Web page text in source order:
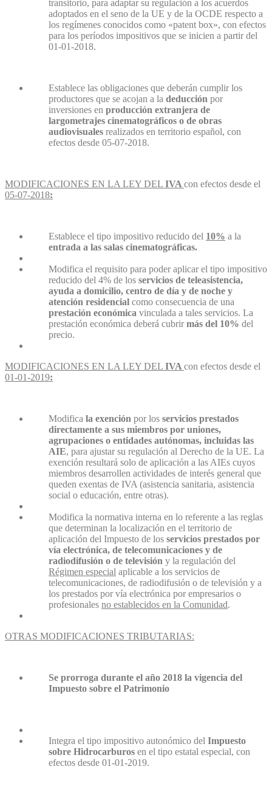
transitorio, para adaptar su regulación a los acuerdos
adoptados en el seno de la UE y de la OCDE respecto a
los regímenes conocidos como «patent box», con efectos
para los períodos impositivos que se inicien a partir del
01-01-2018.
Establece las obligaciones que deberán cumplir los
productores que se acojan a la deducción por
inversiones en producción extranjera de
largometrajes cinematográficos o de obras
audiovisuales realizados en territorio español, con
efectos desde 05-07-2018.
MODIFICACIONES EN LA LEY DEL IVA con efectos desde el
05-07-2018:
Establece el tipo impositivo reducido del 10% a la
entrada a las salas cinematográficas.
Modifica el requisito para poder aplicar el tipo impositivo
reducido del 4% de los servicios de teleasistencia,
ayuda a domicilio, centro de día y de noche y
atención residencial como consecuencia de una
prestación económica vinculada a tales servicios. La
prestación económica deberá cubrirmás del 10% del
precio.
MODIFICACIONES EN LA LEY DEL IVA con efectos desde el
01-01-2019:
Modifica la exención por los servicios prestados
directamente a sus miembros por uniones,
agrupaciones o entidades autónomas, incluidas las
AIE, para ajustar su regulación al Derecho de la UE. La
exención resultará solo de aplicación a las AIEs cuyos
miembros desarrollen actividades de interés general que
queden exentas de IVA (asistencia sanitaria, asistencia
social o educación, entre otras).
Modifica la normativa interna en lo referente a las reglas
que determinan la localización en el territorio de
aplicación del Impuesto de los servicios prestados por
vía electrónica, de telecomunicaciones y de
radiodifusión o de televisión y la regulación del
Régimen especial aplicable a los servicios de
telecomunicaciones, de radiodifusión o de televisión y a
los prestados por vía electrónica por empresarios o
profesionales no establecidos en la Comunidad.
OTRAS MODIFICACIONES TRIBUTARIAS:
Se prorroga durante el año 2018 la vigencia del
Impuesto sobre el Patrimonio
Integra el tipo impositivo autonómico del Impuesto
sobre Hidrocarburos en el tipo estatal especial, con
efectos desde 01-01-2019.